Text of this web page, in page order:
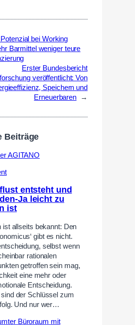
bei Working
Barmittel weniger teure
Erster Bundesbericht
veröffentlicht: Von
Speichern und
Erneuerbaren
→
Beiträge
entsteht und
Ja leicht zu
ist
ist allseits bekannt: Den
gibt es nicht.
selbst wenn
rationalen
getroffen sein mag,
eine mehr oder
Entscheidung.
der Schlüssel zum
Und nur wer…